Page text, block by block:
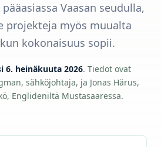
Vaasan seudulla,
projekteja myös muualta
kokonaisuus sopii.
6. heinäkuuta 2026. Tiedot ovat
sähköjohtaja, ja Jonas Härus,
Englideniltä Mustasaaressa.